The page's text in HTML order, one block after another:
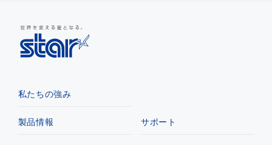
私たちの強み
製品情報 サポート